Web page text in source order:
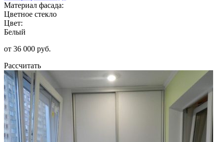
Материал фасада:
Цветное стекло
Цвет:
Белый
от 36 000 руб.
Рассчитать